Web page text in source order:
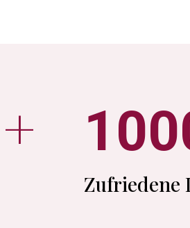
+
Zufriedene